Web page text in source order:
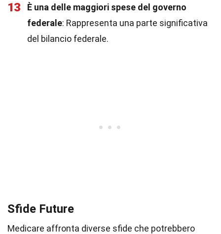
13
È una delle maggiori spese del governo
federale: Rappresenta una parte significativa
del bilancio federale.
Sfide Future
Medicare affronta diverse sfide che potrebbero